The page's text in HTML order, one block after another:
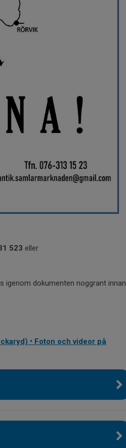
523 eller
igenom dokumenten noggrant innan
• Foton och videor på